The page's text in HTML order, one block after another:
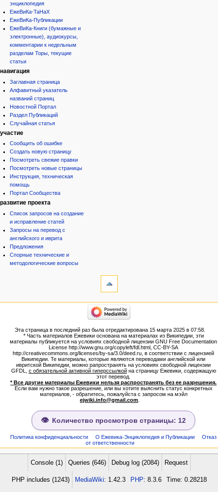
энциклопедия
ЕжеВиКа-ТаНаХ
ЕжеВиКа-Публикации
ЕжеВиКа-Книги (бумажные и
электронные), аудиокурсы,
комментарии к недельным
разделам Торы, текущие
статьи
навигация
Заглавная страница
Алфавитный указатель
названий страниц
Новостной Портал
Раздел Публикаций
Случайная статья
участие
Сообщить об ошибке
Создать новую страницу
Посмотреть свежие правки
Посмотреть новые страницы
Инструкция, техническая
помощь
Портал Сообщества
развитие проекта
Список запросов на создание
и исправление статей
Запросы на перевод с
английского и иврита
Предложения
Спорные технические и
методологические вопросы
Версия
для
Постоянная
ссылка
Сведения
о странице
категории
Народ
Проекты
Проекты/Участники/
дополнения
Публикации:Авторы
Публикации:Статьи по типу
Темы
ежевиковый куст
ЕжеВиКа,Еврейская Вики-
ЕжеВиКа-ТаНаХ
ЕжеВиКа-Публикации
ЕжеВиКа-Книги (бумажные и
электронные), аудиокурсы,
навигация
Заглавная страница
Эта страница в последний раз была отредактирована 15 марта 2025 в 07:58.
* Часть материалов Ежевики основана на материалах из Википедии, эти
материалы публикуется на условиях свободной лицензии GNU Free Documentation
License http://www.gnu.org/copyleft/fdl.html, CC-BY-SA
http://creativecommons.org/licenses/by-sa/3.0/deed.ru, в соответствии с лицензией
Википедии. Те материалы, которые являются переводами английской или
ивритской Википедии, можно рапространять на условиях свободной лицензии
GFDL, с обязательной активной гиперссылкойна страницу Ежевики, содержащую
этот перевод.
* Все другие материалы Ежевики нельзя распространять без ее разрешения.
Если вам нужно такое разрешение, или вы хотите выяснить статус конкретных
материалов, - обратитесь, пожалуйста с запросом на мэйл
ejwiki.info@gmail.com
Количество просмотров страницы: 12
Политика конфиденциальности О Ежевика-Энциклопедия и Публикации
Отказ
от ответственности
Console (1) Queries (646) Debug log (2084) Request
PHP includes (1243) MediaWiki: 1.42.3 PHP: 8.3.6 Time: 0.28218